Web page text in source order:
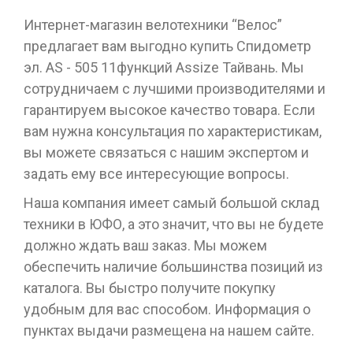
Интернет-магазин велотехники “Велос”
предлагает вам выгодно купить Спидометр
эл. AS - 505 11функций Assize Тайвань. Мы
сотрудничаем с лучшими производителями и
гарантируем высокое качество товара. Если
вам нужна консультация по характеристикам,
вы можете связаться с нашим экспертом и
задать ему все интересующие вопросы.
Наша компания имеет самый большой склад
техники в ЮФО, а это значит, что вы не будете
должно ждать ваш заказ. Мы можем
обеспечить наличие большинства позиций из
каталога. Вы быстро получите покупку
удобным для вас способом. Информация о
пунктах выдачи размещена на нашем сайте.